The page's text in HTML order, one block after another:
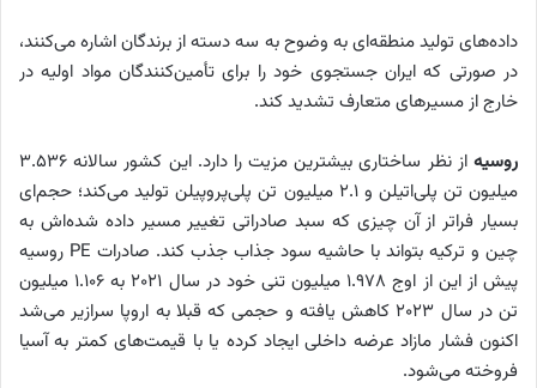
داده‌های تولید منطقه‌ای به وضوح به سه دسته از برندگان اشاره می‌کنند،
در صورتی که ایران جستجوی خود را برای تأمین‌کنندگان مواد اولیه در
خارج از مسیرهای متعارف تشدید کند.
روسیه
از نظر ساختاری بیشترین مزیت را دارد. این کشور سالانه ۳.۵۳۶
میلیون تن پلی‌اتیلن و ۲.۱ میلیون تن پلی‌‌پروپیلن تولید می‌کند؛ حجم‌ای
بسیار فراتر از آن چیزی که سبد صادراتی تغییر مسیر داده شده‌اش به
چین و ترکیه بتواند با حاشیه سود جذاب جذب کند. صادرات PE روسیه
پیش از این از اوج ۱.۹۷۸ میلیون تنی خود در سال ۲۰۲۱ به ۱.۱۰۶ میلیون
تن در سال ۲۰۲۳ کاهش یافته و حجمی که قبلا به اروپا سرازیر می‌شد
اکنون فشار مازاد عرضه داخلی ایجاد کرده یا با قیمت‌های کمتر به آسیا
فروخته می‌شود.